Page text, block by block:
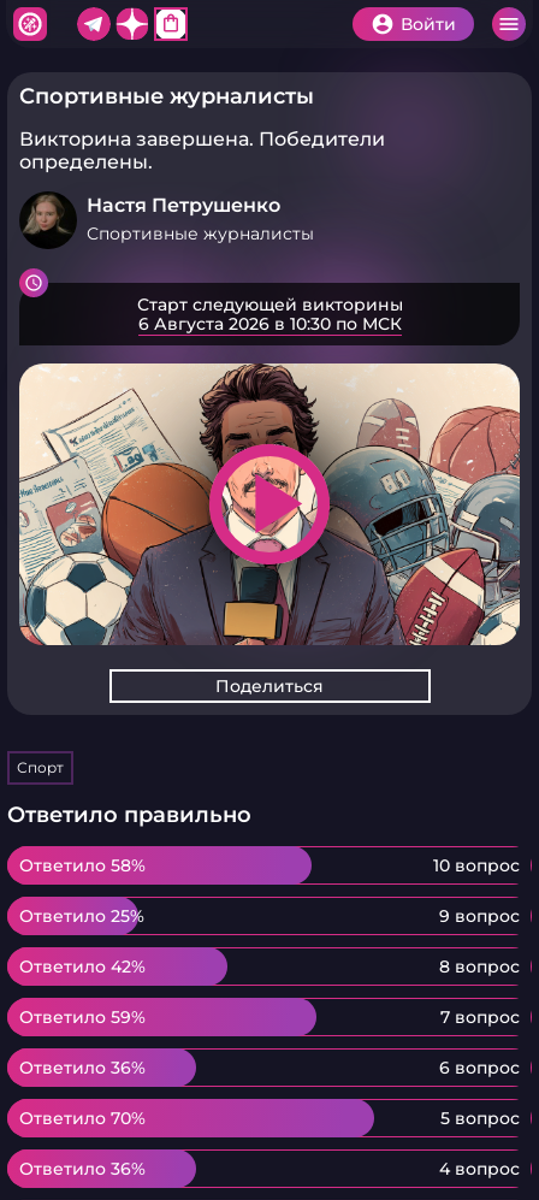
shopping_bag Войти
Спортивные журналисты
Викторина завершена. Победители
определены.
Настя Петрушенко
Спортивные журналисты
Старт следующей викторины
6 Августа 2026 в 10:30 по МСК
play_arrow
Поделиться
Спорт
Ответило правильно
Ответило 58% 10 вопрос
Ответило 58%
Ответило 25% 9 вопрос
Ответило 25%
Ответило 42% 8 вопрос
Ответило 42%
Ответило 59% 7 вопрос
Ответило 59%
Ответило 36% 6 вопрос
Ответило 36%
Ответило 70% 5 вопрос
Ответило 70%
Ответило 36% 4 вопрос
Ответило 36%